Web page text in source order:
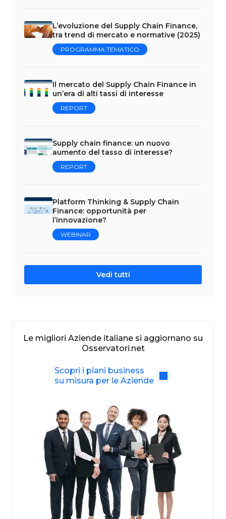
L’evoluzione del Supply Chain Finance,
tra trend di mercato e normative (2025)
PROGRAMMA TEMATICO
Il mercato del Supply Chain Finance in
un’era di alti tassi di interesse
REPORT
Supply chain finance: un nuovo
aumento del tasso di interesse?
REPORT
Platform Thinking & Supply Chain
Finance: opportunità per
l’innovazione?
WEBINAR
Vedi tutti
Le migliori Aziende italiane si aggiornano su
Osservatori.net
Scopri i piani business
su misura per le Aziende